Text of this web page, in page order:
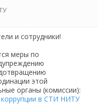
и сотрудники!
меры по
этой
органы (комиссии):
в СТИ НИТУ